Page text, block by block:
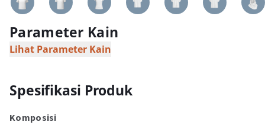
Parameter Kain
Lihat Parameter Kain
Spesifikasi Produk
Komposisi